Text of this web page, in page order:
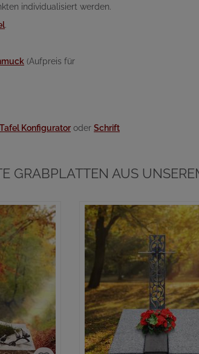
individualisiert werden.
.
(Aufpreis für
Tafel Konfigurator oder Schrift
GRABPLATTEN AUS